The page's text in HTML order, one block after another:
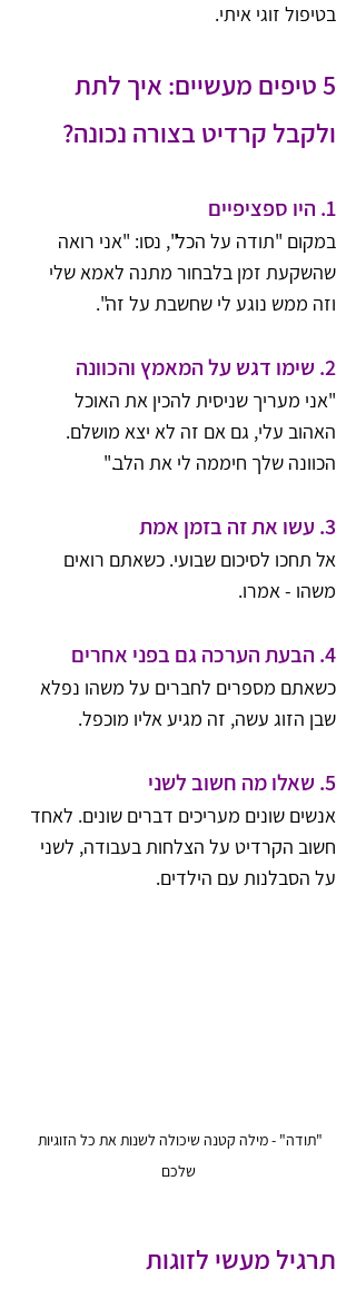
בטיפול זוגי איתי.
5 טיפים מעשיים: איך לתת
ולקבל קרדיט בצורה נכונה?
1. היו ספציפיים
במקום "תודה על הכל", נסו: "אני רואה
שהשקעת זמן בלבחור מתנה לאמא שלי
וזה ממש נוגע לי שחשבת על זה".
2. שימו דגש על המאמץ והכוונה
"אני מעריך שניסית להכין את האוכל
האהוב עלי, גם אם זה לא יצא מושלם.
הכוונה שלך חיממה לי את הלב."
3. עשו את זה בזמן אמת
אל תחכו לסיכום שבועי. כשאתם רואים
משהו - אמרו.
4. הבעת הערכה גם בפני אחרים
כשאתם מספרים לחברים על משהו נפלא
שבן הזוג עשה, זה מגיע אליו מוכפל.
5. שאלו מה חשוב לשני
אנשים שונים מעריכים דברים שונים. לאחד
חשוב הקרדיט על הצלחות בעבודה, לשני
על הסבלנות עם הילדים.
"תודה" - מילה קטנה שיכולה לשנות את כל הזוגיות
שלכם
תרגיל מעשי לזוגות